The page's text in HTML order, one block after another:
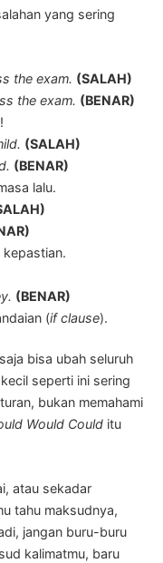
yang sering
the exam. (SALAH)
the exam. (BENAR)
(SALAH)
(BENAR)
lalu.
(BENAR)
(if clause).
bisa ubah seluruh
seperti ini sering
bukan memahami
Would Could itu
atau sekadar
tahu maksudnya,
jangan buru-buru
kalimatmu, baru